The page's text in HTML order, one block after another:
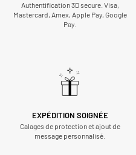
Authentification 3D secure. Visa,
Mastercard, Amex, Apple Pay, Google
Pay.
EXPÉDITION SOIGNÉE
Calages de protection et ajout de
message personnalisé.